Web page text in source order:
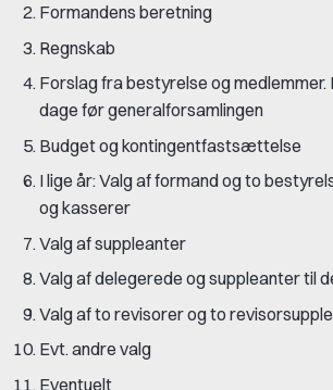
Formandens beretning
Regnskab
Forslag fra bestyrelse og
dage før generalforsamlingen
Budget og kontingentfastsættelse
I lige år: Valg af formand og to
og kasserer
Valg af suppleanter
Valg af delegerede og suppleanter til
Valg af to revisorer og to
Evt. andre valg
Eventuelt